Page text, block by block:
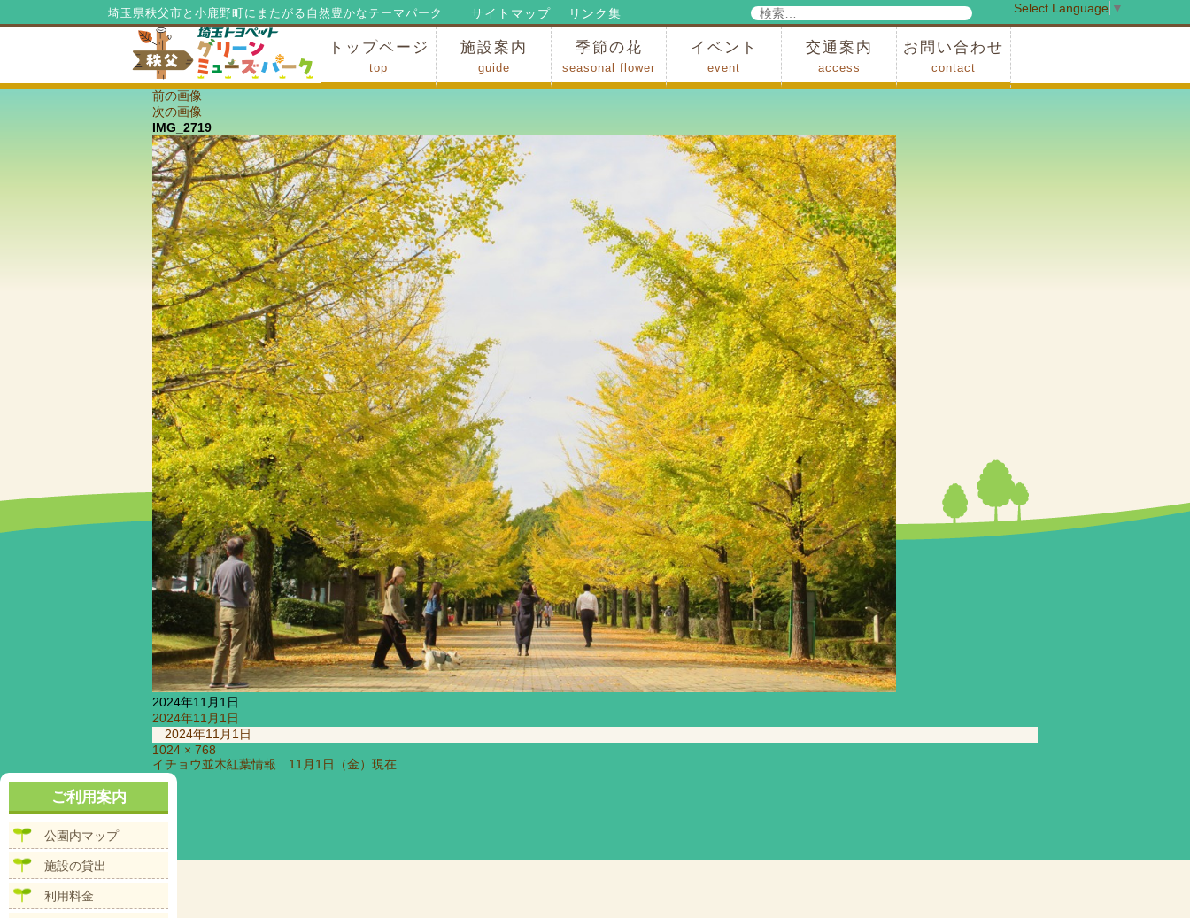
埼玉県秩父市と小鹿野町にまたがる自然豊かなテーマパーク リンク集
サイトマップ
検
検
索
トップページ
top
施設案内
guide
季節の花
seasonal flower
イベント
event
交通案内
access
お問い合わせ
contact
Select Language ▼
前の画像
次の画像
IMG_2719
2024年11月1日
投
日:
2024年11月1日
2024年11月1日
フ
ル
サ
ズ
1024 × 768
投
稿
ビ
イチョウ並木紅葉情報 11月1日（金）現在
ご利用案内
公園内マップ
施設の貸出
利用料金